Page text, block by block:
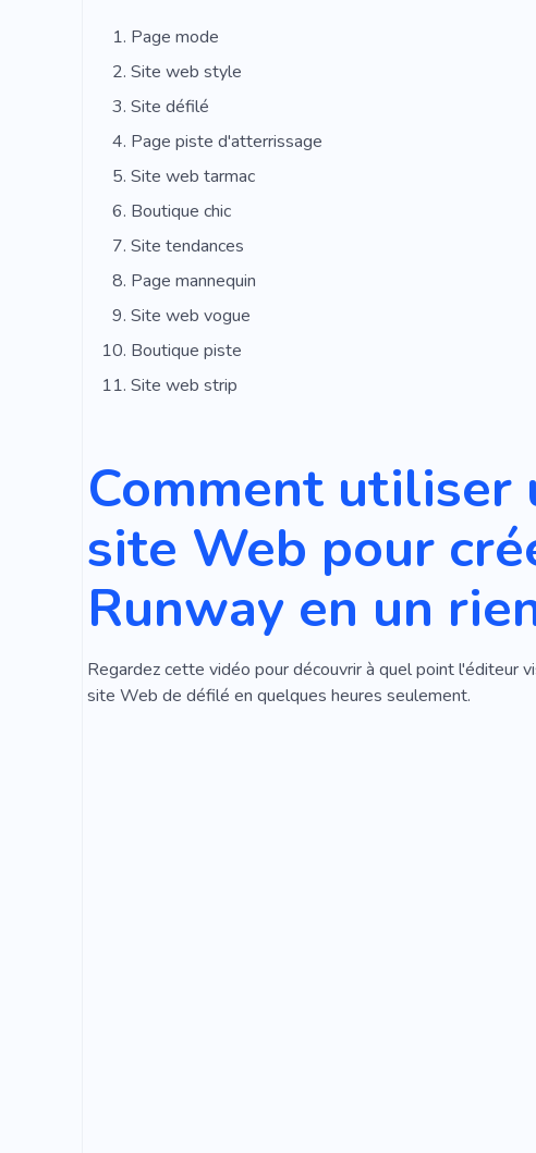
Page mode
Site web style
Site défilé
Page piste d'atterrissage
Site web tarmac
Boutique chic
Site tendances
Page mannequin
Site web vogue
Boutique piste
Site web strip
Comment utiliser
site Web pour
Runway en un
Regardez cette vidéo pour découvrir à quel point l'éditeur
site Web de défilé en quelques heures seulement.